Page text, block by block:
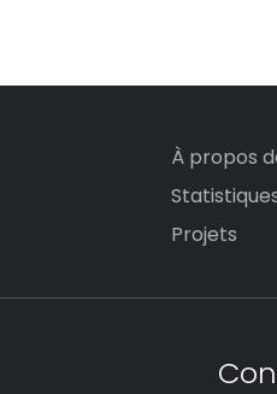
À propos
Projets